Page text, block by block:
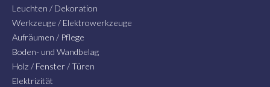
Leuchten / Dekoration
Werkzeuge / Elektrowerkzeuge
Aufräumen / Pflege
Boden- und Wandbelag
Holz / Fenster / Türen
Elektrizität